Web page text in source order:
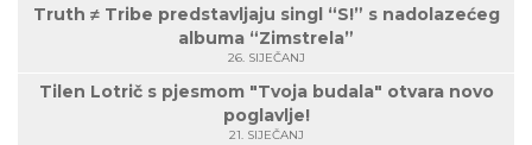
Truth ≠ Tribe predstavljaju singl “S!” s nadolazećeg
albuma “Zimstrela”
26. SIJEČANJ
Tilen Lotrič s pjesmom "Tvoja budala" otvara novo
poglavlje!
21. SIJEČANJ